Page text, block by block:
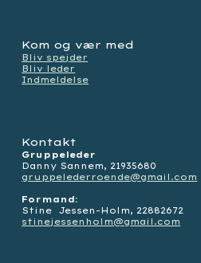
Kom og vær med
Bliv spejder
Bliv leder
Indmeldelse
Kontakt
Gruppeleder
Danny Sannem, 21935680
gruppelederroende@gmail.com
Formand:
Stine Jessen-Holm, 22882672
stinejessenholm@gmail.com